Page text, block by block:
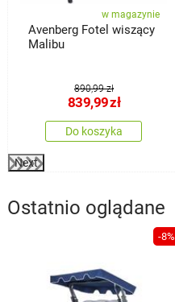
w magazynie
Avenberg Fotel wiszący
Malibu
890,99 zł
839,99zł
Do koszyka
Next
Ostatnio oglądane
-8%